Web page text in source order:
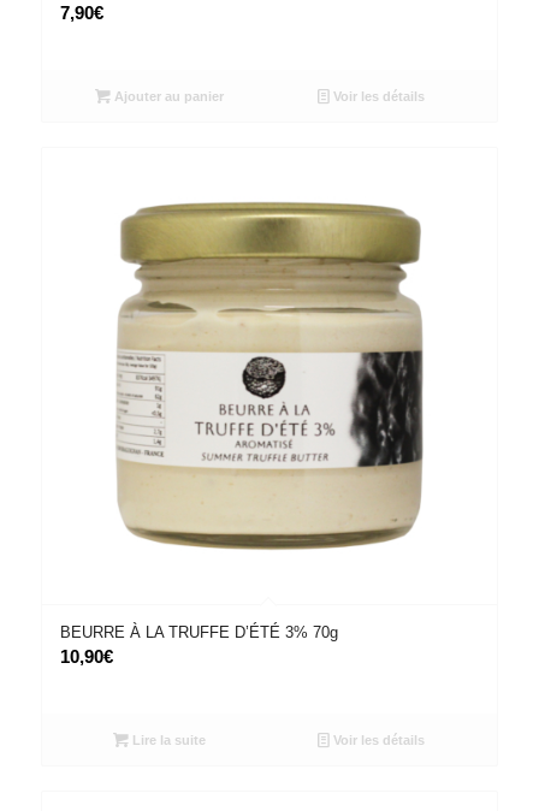
7,90€
Ajouter au panier Voir les détails
BEURRE À LA TRUFFE D’ÉTÉ 3% 70g
10,90€
Lire la suite Voir les détails